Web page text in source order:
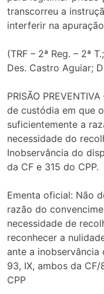
transcorreu a
interferir na
(TRF – 2ª Reg. – 2ª
Des. Castro Aguiar;
PRISÃO
de custódia em que
suficientemente a
necessidade do
Inobservância do
da CF e 315 do CPP.
Ementa oficial: Não
razão do
necessidade de
reconhecer a
ante a inobservância
93, IX, ambos da
CPP